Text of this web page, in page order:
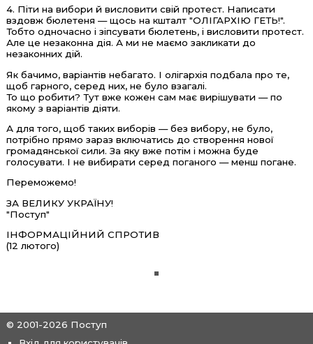
4. Піти на вибори й висловити свій протест. Написати
вздовж бюлетеня — щось на кшталт "ОЛІГАРХІЮ ГЕТЬ!".
Тобто одночасно і зіпсувати бюлетень, і висловити протест.
Але це незаконна дія. А ми не маємо закликати до
незаконних дій.
Як бачимо, варіантів небагато. І олігархія подбала про те,
щоб гарного, серед них, не було взагалі.
То що робити? Тут вже кожен сам має вирішувати — по
якому з варіантів діяти.
А для того, щоб таких виборів — без вибору, не було,
потрібно прямо зараз включатись до створення нової
громадянської сили. За яку вже потім і можна буде
голосувати. І не вибирати серед поганого — менш погане.
Переможемо!
ЗА ВЕЛИКУ УКРАЇНУ!
"Поступ"
ІНФОРМАЦІЙНИЙ СПРОТИВ
(12 лютого)
© 2001-2026 Поступ